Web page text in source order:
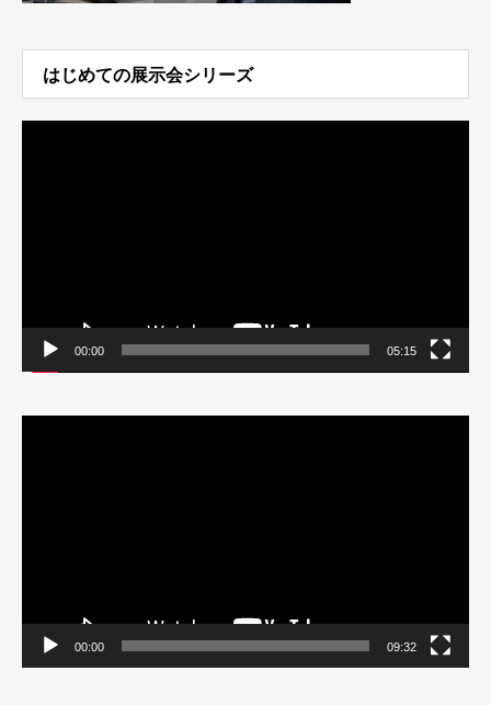
はじめての展示会シリーズ
00:00 05:15
00:00 09:32